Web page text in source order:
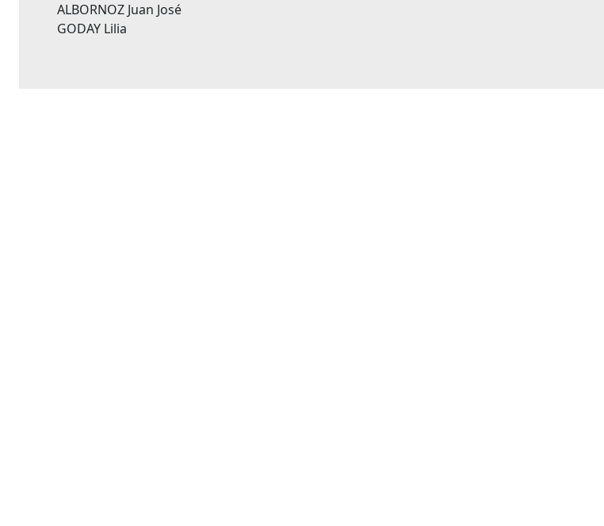
ALBORNOZ Juan José
GODAY Lilia